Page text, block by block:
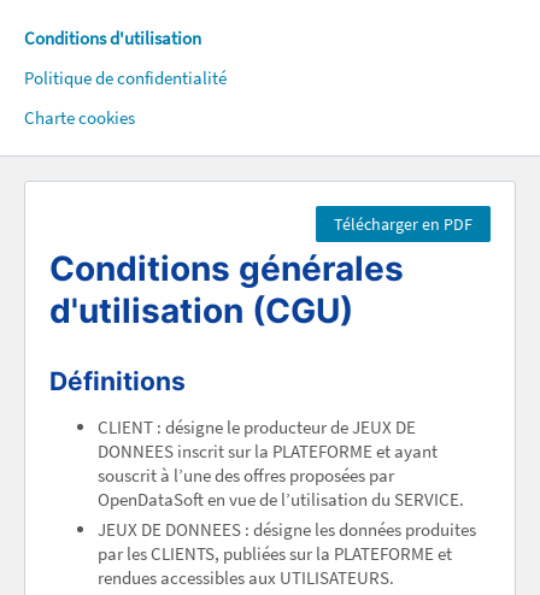
Conditions d'utilisation
Politique de confidentialité
Charte cookies
Télécharger en PDF
Conditions générales
d'utilisation (CGU)
Définitions
CLIENT : désigne le producteur de JEUX DE
DONNEES inscrit sur la PLATEFORME et ayant
souscrit à l’une des offres proposées par
OpenDataSoft en vue de l’utilisation du SERVICE.
JEUX DE DONNEES : désigne les données produites
par les CLIENTS, publiées sur la PLATEFORME et
rendues accessibles aux UTILISATEURS.